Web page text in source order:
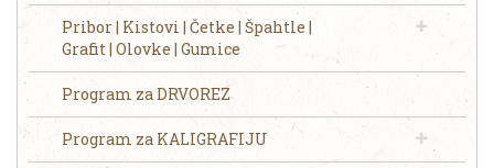
Pribor | Kistovi | Četke | Špahtle |
Grafit | Olovke | Gumice
Program za DRVOREZ
Program za KALIGRAFIJU